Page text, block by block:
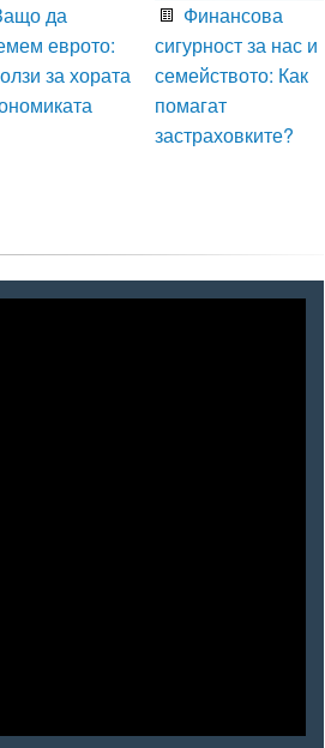
да
еврото:
за хората
Финансова
сигурност за нас и
семейството: Как
помагат
застраховките?